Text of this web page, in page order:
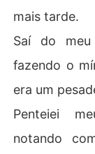
mais tarde.
Saí do
fazendo o
era um
Penteiei
notando